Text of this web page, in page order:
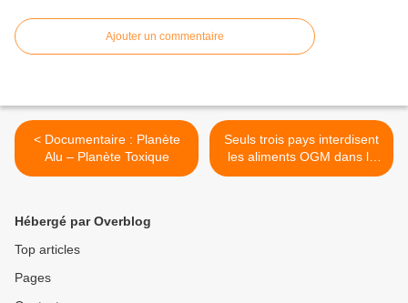
Ajouter un commentaire
< Documentaire : Planète
Alu – Planète Toxique
Seuls trois pays interdisent
les aliments OGM dans le
monde >
Hébergé par Overblog
Top articles
Pages